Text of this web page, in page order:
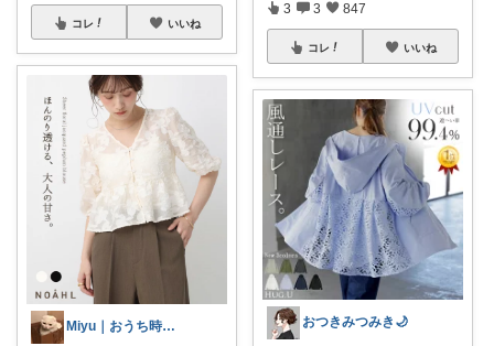
コレ いいね
Miyu｜おうち時間の小さな幸せ🌸
3 3 847
コレ いいね
おつきみつみき🌙